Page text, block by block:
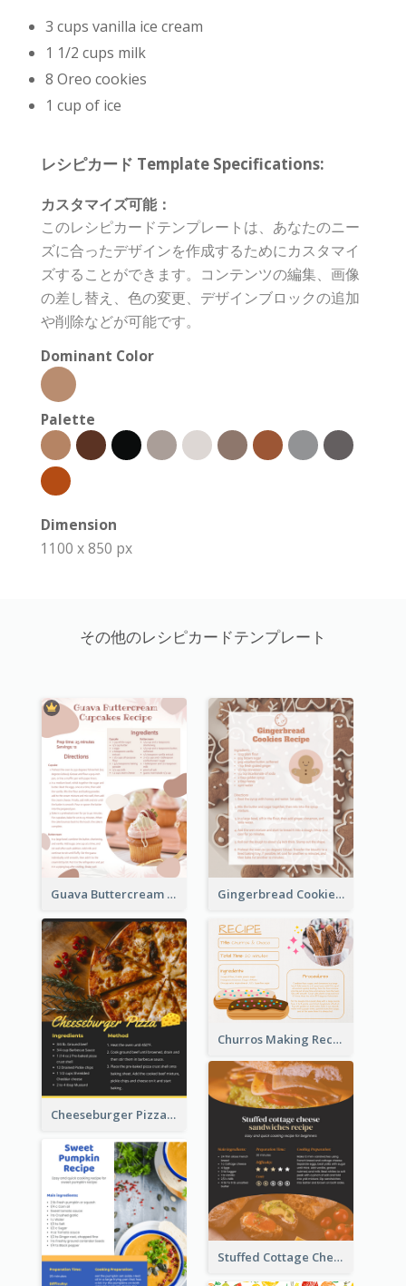
3 cups vanilla ice cream
1 1/2 cups milk
8 Oreo cookies
1 cup of ice
レシピカード Template Specifications:
カスタマイズ可能：
このレシピカードテンプレートは、あなたのニー
ズに合ったデザインを作成するためにカスタマイ
ズすることができます。コンテンツの編集、画像
の差し替え、色の変更、デザインブロックの追加
や削除などが可能です。
Dominant Color
Palette
Dimension
1100 x 850 px
その他のレシピカードテンプレート
Guava Buttercream Cupcake Cards Recipe Card Gingerbread Cookies Recipe Card
Cheeseburger Pizza Recipe Card
Churros Making Recipe Card
Stuffed Cottage Cheese Sandwiches Recipe